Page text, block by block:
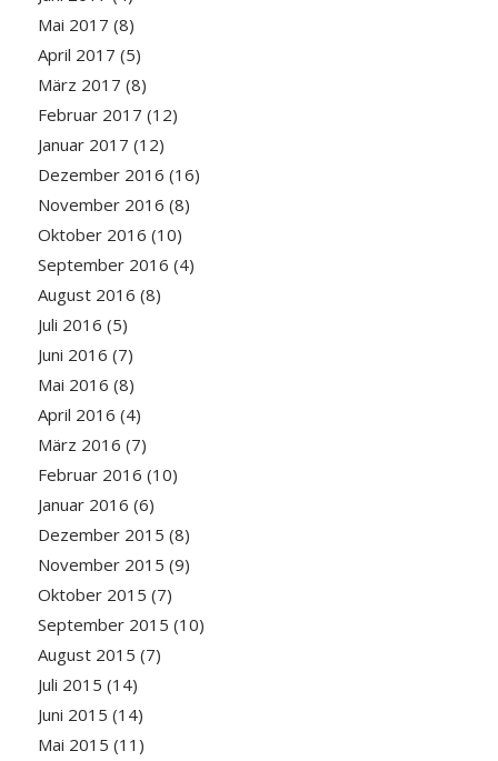
Mai 2017 (8)
April 2017 (5)
März 2017 (8)
Februar 2017 (12)
Januar 2017 (12)
Dezember 2016 (16)
November 2016 (8)
Oktober 2016 (10)
September 2016 (4)
August 2016 (8)
Juli 2016 (5)
Juni 2016 (7)
Mai 2016 (8)
April 2016 (4)
März 2016 (7)
Februar 2016 (10)
Januar 2016 (6)
Dezember 2015 (8)
November 2015 (9)
Oktober 2015 (7)
September 2015 (10)
August 2015 (7)
Juli 2015 (14)
Juni 2015 (14)
Mai 2015 (11)